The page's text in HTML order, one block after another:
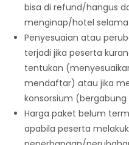
bisa di refund/hangus
menginap/hotel
Penyesuaian atau
terjadi jika peserta
tentukan
mendaftar) atau jika
konsorsium
Harga paket belum
apabila peserta